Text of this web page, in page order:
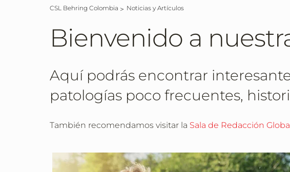
CSL Behring Colombia Noticias y Artículos
Bienvenido a
Aquí podrás encontrar
patologías poco frecuentes,
También recomendamos visitar la Sala de Redacción